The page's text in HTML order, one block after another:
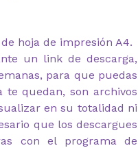
hoja de impresión A4.
un link de descarga,
para que puedas
quedan, son archivos
en su totalidad ni
que los descargues
con el programa de